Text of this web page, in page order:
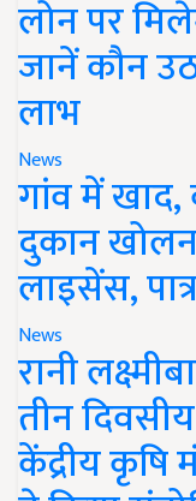
लोन पर
जानें कौन
लाभ
News
गांव में
दुकान
लाइसेंस,
News
रानी
तीन
केंद्रीय कृषि